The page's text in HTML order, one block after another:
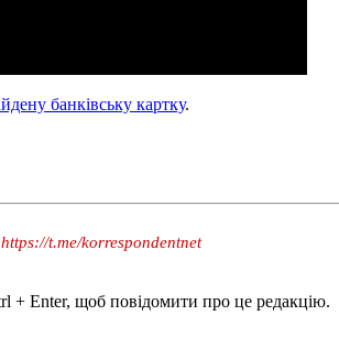
банківську картку.
https://t.me/korrespondentnet
+ Enter, щоб повідомити про це редакцію.